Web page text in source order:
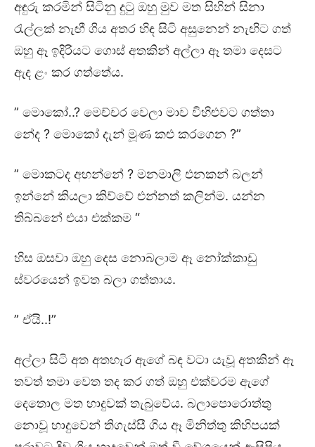
අඳුරු කරමින් සිටිනු දුටු ඔහු මුව මත සිහින් සිනා
රැල්ලක් නැඟී ගිය අතර හිඳ සිටි අසුනෙන් නැඟිට ගත්
ඔහු ඈ ඉදිරියට ගොස් අතකින් අල්ලා ඈ තමා දෙසට
ඇද ළං කර ගත්තේය.
” මොකෝ..? මෙච්චර වෙලා මාව විහිළුවට ගත්තා
නේද ? මොකෝ දැන් මූණ කළු කරගෙන ?”
” මොකටද අහන්නේ ? මනමාලි එනකන් බලන්
ඉන්නේ කියලා කිව්වේ එන්නත් කලින්ම. යන්න
තිබ්බනේ එයා එක්කම “
හිස ඔසවා ඔහු දෙස නොබලාම ඈ නෝක්කාඩු
ස්වරයෙන් ඉවත බලා ගත්තාය.
” ඒයි..!”
අල්ලා සිටි අත අතහැර ඇගේ බඳ වටා යැවූ අතකින් ඈ
තවත් තමා වෙත තද කර ගත් ඔහු එක්වරම ඇගේ
දෙතොල මත හාදුවක් තැබුවේය. බලාපොරොත්තු
නොවූ හාදුවෙන් තිගැස්සී ගිය ඈ මිනිත්තු කිහිපයක්